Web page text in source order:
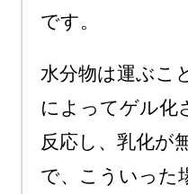
です。
水分物は運ぶこ
によってゲル化
反応し、乳化が
で、こういった